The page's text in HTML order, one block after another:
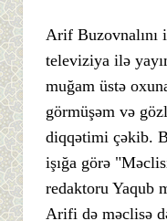
Arif Buzovnalını
televiziya ilə
muğam üstə
görmüşəm və
diqqətimi çəkib.
işığa görə
redaktoru Yaqub
Arifi də məclisə